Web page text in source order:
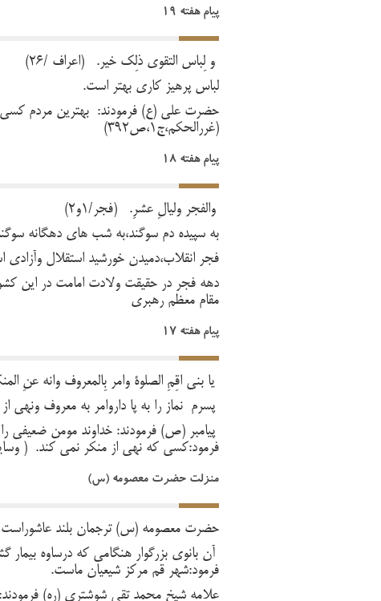
پیام هفته 19
وَ لِبَاسّ التَُقوی ذلِکَ خَیر. (اعراف /26)
لباس پرهیز کاری بهتر است.
حضرت علی (ع) فرمودند: بهترین مردم
(غررالحکم،ج1،ص392)
پیام هفته 18
وَالفَجر وَلَیالِ عَشرِ. (فجر/1و2)
به سپیده دم سوگند،به شب های دهگانه
فجر انقلاب،دمیدن خورشید استقلال وآزادی
دهه فجر در حقیقت ولادت امامت در این
مقام معظم رهبری
پیام هفته 17
یَا بُنی اًَقِمِ الصَّلوة وَامُر بِالمَعرُوف وَانهَ عَنِ
پسرم نماز را به پا داروامر به معروف ونهی
پیامبر (ص) فرمودند: خداوند مومن
فرمود:کسی که نهی از منکر نمی کند. ( وسایل
منزلت حضرت معصومه (س)
حضرت معصومه (س) ترجمان بلند
آن بانوی بزرگوار هنگامی که درساوه بیمار
فرمود:شهر قم مرکز شیعیان ماست.
علامه شیخ محمد تقی شوشتری (ره) فرمودند: